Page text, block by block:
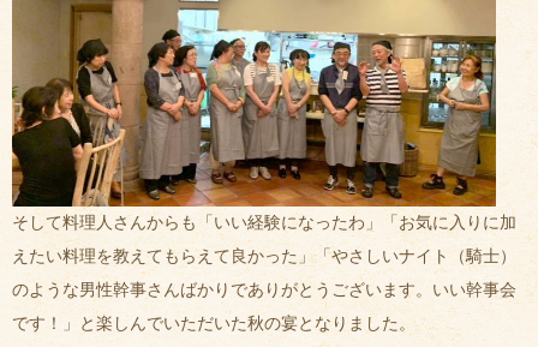
そして料理人さんからも「いい経験になったわ」「お気に入りに加
えたい料理を教えてもらえて良かった」「やさしいナイト（騎士）
のような男性幹事さんばかりでありがとうございます。いい幹事会
です！」と楽しんでいただいた秋の宴となりました。